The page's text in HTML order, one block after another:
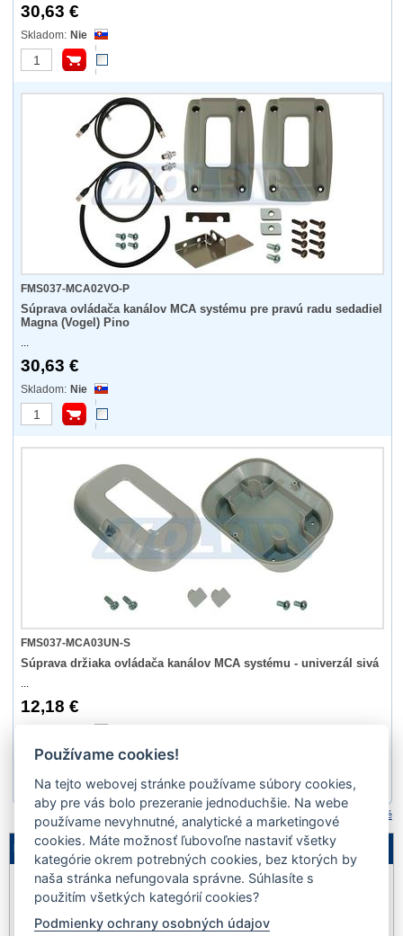
30,63 €
Nie
FMS037-MCA02VO-P
Súprava ovládača kanálov MCA systému pre pravú radu sedadiel
Magna (Vogel) Pino
...
30,63 €
Nie
FMS037-MCA03UN-S
Súprava držiaka ovládača kanálov MCA systému - univerzál sivá
...
12,18 €
2 3
Porovnať označené
Legenda
Akcia Výpredaj
Novinka Dopredaj
Používame cookies!
Na tejto webovej stránke používame súbory cookies,
aby pre vás bolo prezeranie jednoduchšie. Na webe
používame nevyhnutné, analytické a marketingové
cookies. Máte možnosť ľubovoľne nastaviť všetky
kategórie okrem potrebných cookies, bez ktorých by
naša stránka nefungovala správne. Súhlasíte s
použitím všetkých kategórií cookies?
Podmienky ochrany osobných údajov